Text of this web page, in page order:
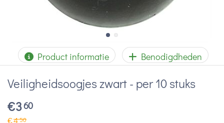
Product informatie Benodigdheden
Veiligheidsoogjes zwart - per 10 stuks
€360
€450